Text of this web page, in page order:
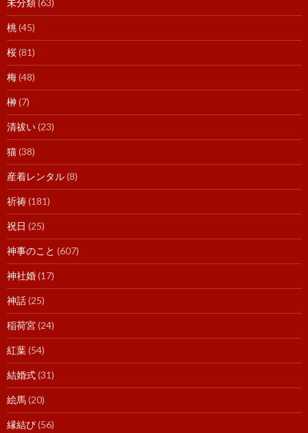
桃(45)
桜(81)
梅(48)
榊(7)
清祓い(23)
猫(38)
産着レンタル(8)
祈祷(181)
祝日 (25)
神事のこと (607)
神社婚(17)
神話(25)
稲荷宮(24)
紅葉(54)
結婚式(31)
絵馬(20)
縁結び(56)